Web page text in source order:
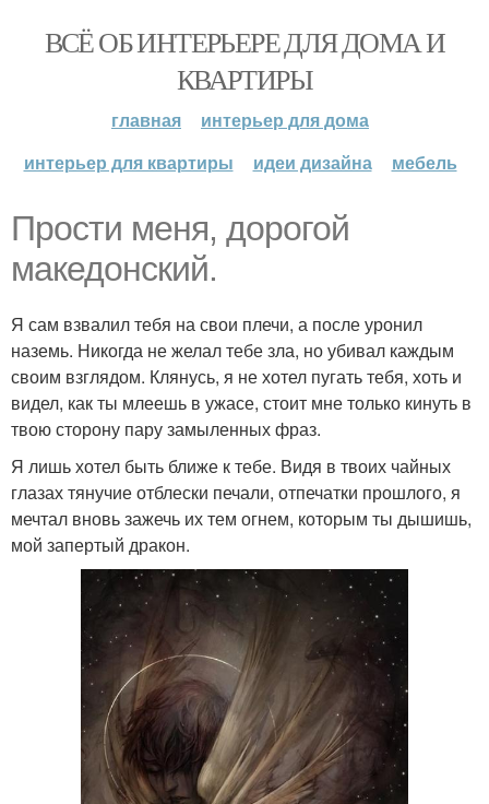
ВСЁ ОБ ИНТЕРЬЕРЕ ДЛЯ ДОМА И
КВАРТИРЫ
главная
интерьер для дома
интерьер для квартиры
идеи дизайна мебель
Прости меня, дорогой
македонский.
Я сам взвалил тебя на свои плечи, а после уронил
наземь. Никогда не желал тебе зла, но убивал каждым
своим взглядом. Клянусь, я не хотел пугать тебя, хоть и
видел, как ты млеешь в ужасе, стоит мне только кинуть в
твою сторону пару замыленных фраз.
Я лишь хотел быть ближе к тебе. Видя в твоих чайных
глазах тянучие отблески печали, отпечатки прошлого, я
мечтал вновь зажечь их тем огнем, которым ты дышишь,
мой запертый дракон.